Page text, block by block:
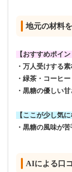
地元の材料
【おすすめポイン
・万人受けする
・緑茶・コーヒ
・黒糖の優しい
【ここが少し気
・黒糖の風味が
AIによる口